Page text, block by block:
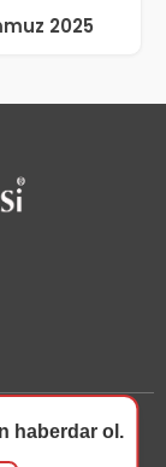
2025
Saklıdır.
haberdar ol.